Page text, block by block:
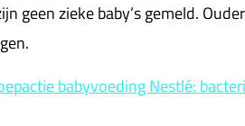
geen zieke baby’s gemeld.
babyvoeding Nestlé: